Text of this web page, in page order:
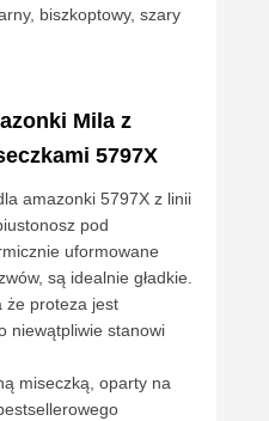
biszkoptowy, szary
Mila z
5797X
amazonki 5797X z linii
pod
uformowane
są idealnie gładkie.
że proteza jest
niewątpliwie stanowi
miseczką, oparty na